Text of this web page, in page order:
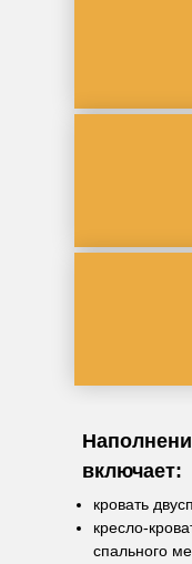
включает:
кровать
кресло-
спального